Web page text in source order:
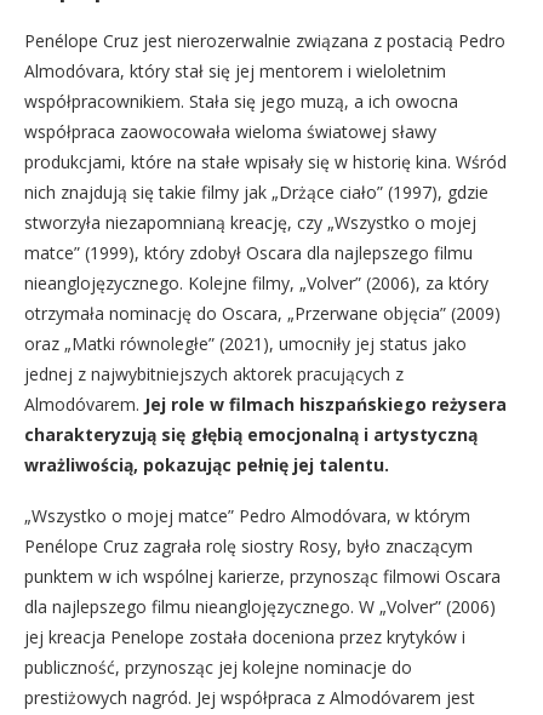
Penélope Cruz jest nierozerwalnie związana z postacią Pedro
Almodóvara, który stał się jej mentorem i wieloletnim
współpracownikiem. Stała się jego muzą, a ich owocna
współpraca zaowocowała wieloma światowej sławy
produkcjami, które na stałe wpisały się w historię kina. Wśród
nich znajdują się takie filmy jak „Drżące ciało” (1997), gdzie
stworzyła niezapomnianą kreację, czy „Wszystko o mojej
matce” (1999), który zdobył Oscara dla najlepszego filmu
nieanglojęzycznego. Kolejne filmy, „Volver” (2006), za który
otrzymała nominację do Oscara, „Przerwane objęcia” (2009)
oraz „Matki równoległe” (2021), umocniły jej status jako
jednej z najwybitniejszych aktorek pracujących z
Almodóvarem. Jej role w filmach hiszpańskiego reżysera
charakteryzują się głębią emocjonalną i artystyczną
wrażliwością, pokazując pełnię jej talentu.
„Wszystko o mojej matce” Pedro Almodóvara, w którym
Penélope Cruz zagrała rolę siostry Rosy, było znaczącym
punktem w ich wspólnej karierze, przynosząc filmowi Oscara
dla najlepszego filmu nieanglojęzycznego. W „Volver” (2006)
jej kreacja Penelope została doceniona przez krytyków i
publiczność, przynosząc jej kolejne nominacje do
prestiżowych nagród. Jej współpraca z Almodóvarem jest